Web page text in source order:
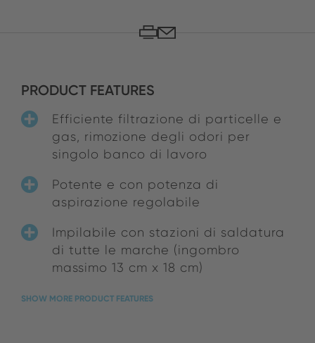
PRODUCT FEATURES
Efficiente filtrazione di particelle e
gas, rimozione degli odori per
singolo banco di lavoro
Potente e con potenza di
aspirazione regolabile
Impilabile con stazioni di saldatura
di tutte le marche (ingombro
massimo 13 cm x 18 cm)
SHOW MORE PRODUCT FEATURES